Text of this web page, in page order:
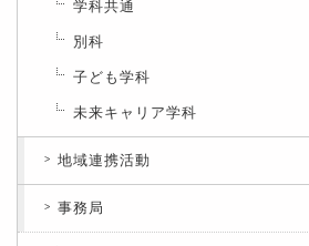
学科共通
別科
子ども学科
未来キャリア学科
地域連携活動
事務局